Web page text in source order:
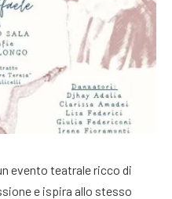
evento teatrale ricco di
e ispira allo stesso